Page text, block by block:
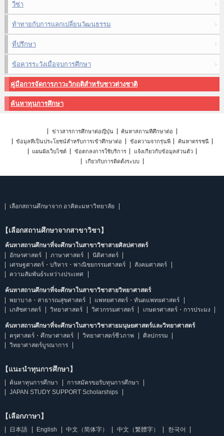
วีซ่า
ท้าทายกับการแลกเปลี่ยนวัฒนธรรม
ที่ปรึกษา
ข้อควรระวังเมื่อจบการศึกษา
คู่มือการจัดการภาวะวิกฤติสำหรับชาวต่างชาติ
ค้นหาทุนการศึกษา
ข่าวสารการศึกษาต่อญี่ปุ่น
ค้นหาสถานที่ศึกษาต่อ
ข้อมูลที่เป็นประโยชน์สำหรับการเข้าศึกษาต่อ
ข้อความจากรุ่นพี่
ค้นหาดรรชนี
แผนผังเว็บไซต์
ข้อตกลงการใช้บริการ
แจ้งเกี่ยวกับข้อมูลส่วนตัว
เกี่ยวกับการติดตั้งระบบ
เลือกสถานศึกษาจาก อาคิตะมหาวิทยาลัย
【เลือกสถานศึกษาจากสาขาวิชา】
ค้นหาสถานศึกษาที่จะศึกษาในสาขาวิชาสายศิลปศาสตร์
อักษรศาสตร์
ภาษาศาสตร์
นิติศาสตร์
เศรษฐศาสตร์・บริหาร・พาณิชยกรรมศาสตร์
สังคมศาสตร์
ความสัมพันธ์ระหว่างประเทศ
ค้นหาสถานศึกษาที่จะศึกษาในสาขาวิชาสายวิทยาศาสตร์
พยาบาล・สาธารณสุขศาสตร์
แพทยศาสตร์・ทันตแพทยศาสตร์
เภสัชศาสตร์
วิทยาศาสตร์ วิศวกรรมศาสตร์ เกษตรศาสตร์・การประมง
ค้นหาสถานศึกษาที่จะศึกษาในสาขาวิชาสายมนุษยศาสตร์และวิทยาศาสตร์
ครุศาสตร์・ศึกษาศาสตร์
วิทยาศาสตร์ชีวภาพ
ศิลปกรรม
วิทยาศาสตร์บูรณาการ
【แนะนำทุนการศึกษา】
ค้นหาทุนการศึกษา
การสมัครขอรับทุนการศึกษา
JAPAN STUDY SUPPORT Scholarships
【เลือกภาษา】
日本語 English 中文（简体字） 中文（繁體字）
한국어